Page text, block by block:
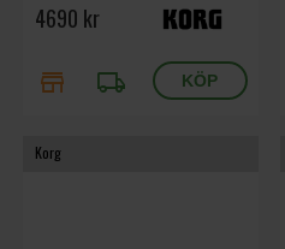
4690 kr
store local_shipping
Korg